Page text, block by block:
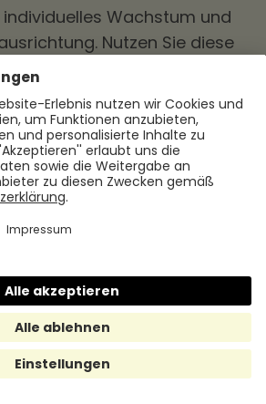
Wachstum und
Nutzen Sie diese
zu überdenken,
zu verbessern und
Weiterentwicklung zu
Sie bewusste
treffen und Ihre Ziele aktiv
Sie die "Great
Chance nutzen, um Ihre
hat zweifellos die
Kopf gestellt. Die
COVID-19-Pandemie,